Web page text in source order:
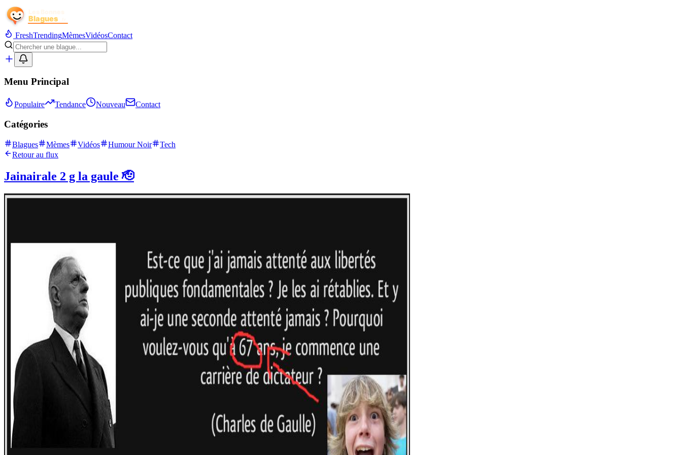
FreshTrendingMèmesVidéosContact
Menu Principal
Populaire Tendance Nouveau Contact
Catégories
Blagues Mèmes Vidéos Humour Noir
Tech
Retour au flux
Jainairale 2 g la gaule 🫡